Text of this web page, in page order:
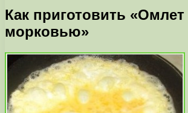
Как приготовить «Омлет
морковью»